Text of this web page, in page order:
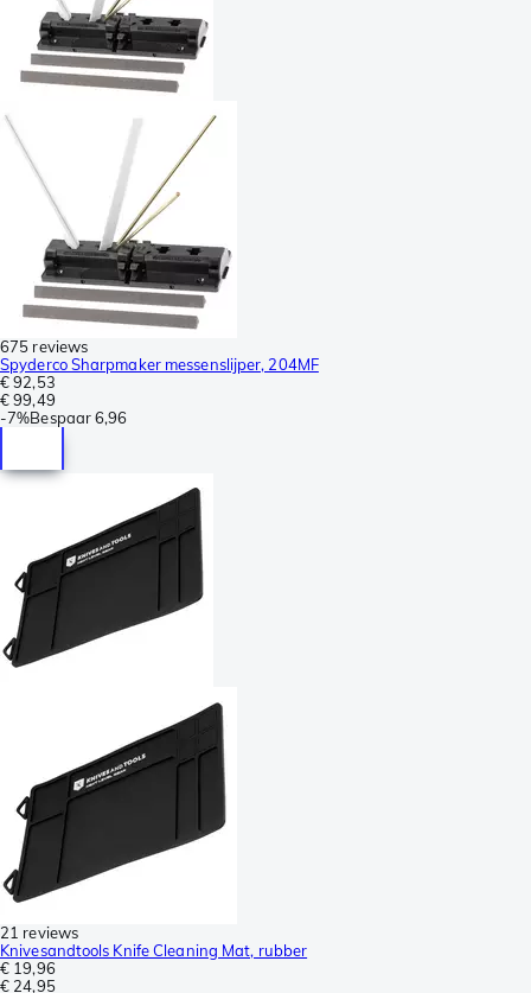
675 reviews
Spyderco Sharpmaker messenslijper, 204MF
€ 92,53
€ 99,49
-7%Bespaar6,96
21 reviews
Knivesandtools Knife Cleaning Mat, rubber
€ 19,96
€ 24,95